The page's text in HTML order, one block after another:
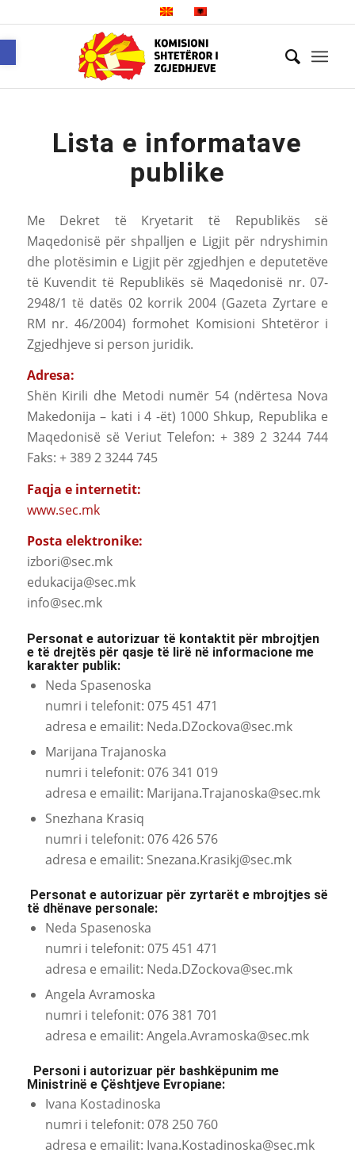
Lista e informatave
publike
Me Dekret të Kryetarit të Republikës së
Maqedonisë për shpalljen e Ligjit për ndryshimin
dhe plotësimin e Ligjit për zgjedhjen e deputetëve
të Kuvendit të Republikës së Maqedonisë nr. 07-
2948/1 të datës 02 korrik 2004 (Gazeta Zyrtare e
RM nr. 46/2004) formohet Komisioni Shtetëror i
Zgjedhjeve si person juridik.
Adresa:
Shën Kirili dhe Metodi numër 54 (ndërtesa Nova
Makedonija – kati i 4 -ët) 1000 Shkup, Republika e
Maqedonisë së Veriut Telefon: + 389 2 3244 744
Faks: + 389 2 3244 745
Faqja e internetit:
www.sec.mk
Posta elektronike:
izbori@sec.mk
edukacija@sec.mk
info@sec.mk
Personat e autorizuar të kontaktit për mbrojtjen
e të drejtës për qasje të lirë në informacione me
karakter publik:
Neda Spasenoska
numri i telefonit: 075 451 471
adresa e emailit: Neda.DZockova@sec.mk
Marijana Trajanoska
numri i telefonit: 076 341 019
adresa e emailit: Marijana.Trajanoska@sec.mk
Snezhana Krasiq
numri i telefonit: 076 426 576
adresa e emailit: Snezana.Krasikj@sec.mk
Personat e autorizuar për zyrtarët e mbrojtjes së
të dhënave personale:
Neda Spasenoska
numri i telefonit: 075 451 471
adresa e emailit: Neda.DZockova@sec.mk
Angela Avramoska
numri i telefonit: 076 381 701
adresa e emailit: Angela.Avramoska@sec.mk
Personi i autorizuar për bashkëpunim me
Ministrinë e Çështjeve Evropiane:
Ivana Kostadinoska
numri i telefonit: 078 250 760
adresa e emailit: Ivana.Kostadinoska@sec.mk
Open toolbar